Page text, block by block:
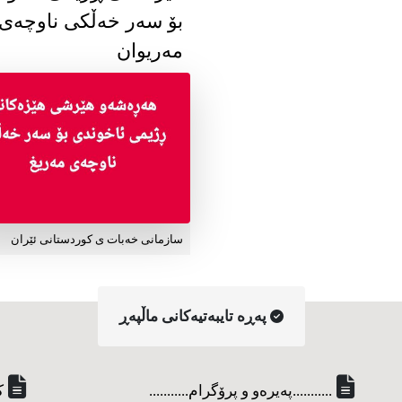
بۆ سەر خەڵکی
مەریوان
سازمانی خەبات ی کوردستانی ئێران
په‌ڕه‌ تایبه‌تیه‌کانی ماڵپه‌ڕ
...........په‌یره‌و و پرۆگرام...........